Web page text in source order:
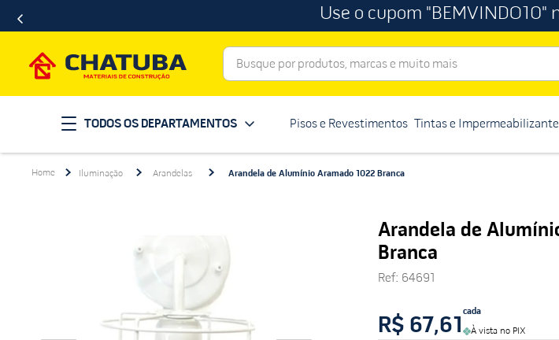
Use o cupom "BEMVINDO10"
Busque por produtos, marcas e muito mais
TODOS OS DEPARTAMENTOS Pisos e Revestimentos Tintas e
Iluminação Arandelas Arandela de Alumínio Aramado 1022 Branca
Arandela de
Branca
Ref: 64691
R$ 67,61
cada
À vista no PIX
1º porcelanato
2º telha
8º